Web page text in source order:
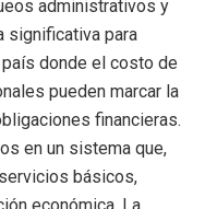
administrativos y
significativa para
donde el costo de
pueden marcar la
financieras.
en un sistema que,
básicos,